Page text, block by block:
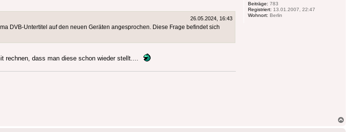
Beiträge: 783
Registriert: 13.01.2007, 22:47
Wohnort: Berlin
26.05.2024, 16:43
DVB-Untertitel auf den neuen Geräten angesprochen. Diese Frage befindet sich
rechnen, dass man diese schon wieder stellt....